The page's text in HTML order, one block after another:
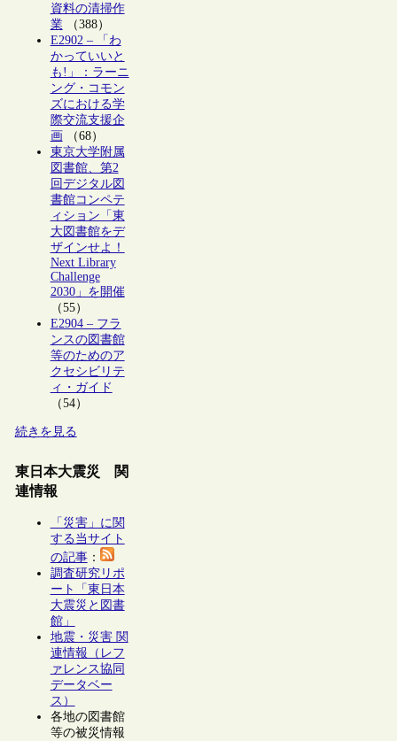
資料の清掃作
業（388）
E2902 – 「わ
かっていいと
も!」：ラーニ
ング・コモン
ズにおける学
際交流支援企
画 （68）
東京大学附属
図書館、第2
回デジタル図
書館コンペテ
ィション「東
大図書館をデ
ザインせよ！
Next Library
Challenge
2030」を開催
（55）
E2904 – フラ
ンスの図書館
等のためのア
クセシビリテ
ィ・ガイド
（54）
続きを見る
東日本大震災 関
連情報
「災害」に関
する当サイト
の記事：
調査研究リポ
ート「東日本
大震災と図書
館」
地震・災害 関
連情報（レフ
ァレンス協同
データベー
ス）
各地の図書館
等の被災情報